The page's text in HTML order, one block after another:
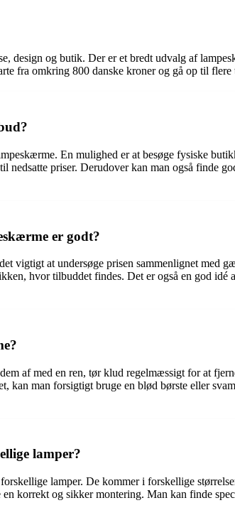
design og butik. Der er et bredt udvalg af
fra omkring 800 danske kroner og gå op til
En mulighed er at besøge fysiske
priser. Derudover kan man også finde
er godt?
vigtigt at undersøge prisen sammenlignet med
hvor tilbuddet findes. Det er også en god
af med en ren, tør klud regelmæssigt for at
kan man forsigtigt bruge en blød børste eller
lamper?
lamper. De kommer i forskellige
korrekt og sikker montering. Man kan finde